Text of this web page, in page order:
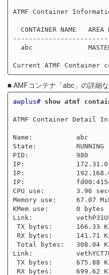
ATMF Container
■ AMFコンテナ「abc」の詳細な
awplus# show atmf
ATMF Container Detail
Name:           abc
State:          RUNNING
PID:            980
IP:
IP:
IP:
CPU use:        3.96
Memory use:     67.07
KMem use:       0 bytes
Link:
Link: